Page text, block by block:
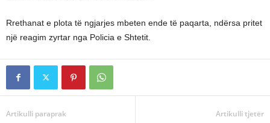
Rrethanat e plota të ngjarjes mbeten ende të paqarta, ndërsa pritet
një reagim zyrtar nga Policia e Shtetit.
Artikulli paraprak Artikulli tjetër